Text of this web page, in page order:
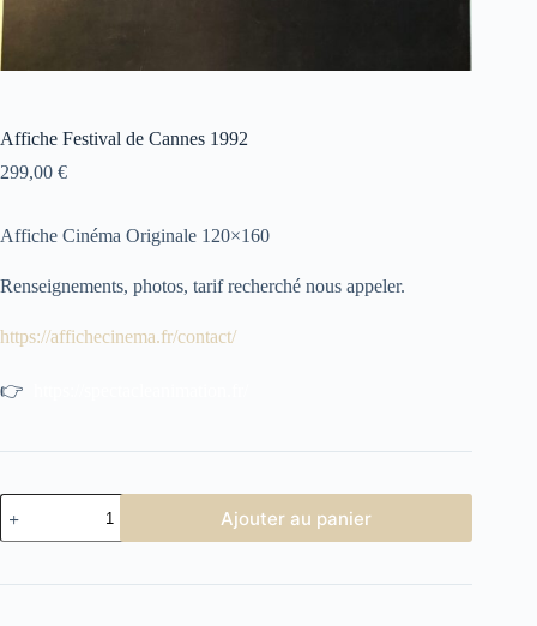
Affiche Festival de Cannes 1992
299,00 €
Affiche Cinéma Originale 120×160
Renseignements, photos, tarif recherché nous appeler.
https://affichecinema.fr/contact/
👉
quantité
de
Affiche
de
Ajouter au panier